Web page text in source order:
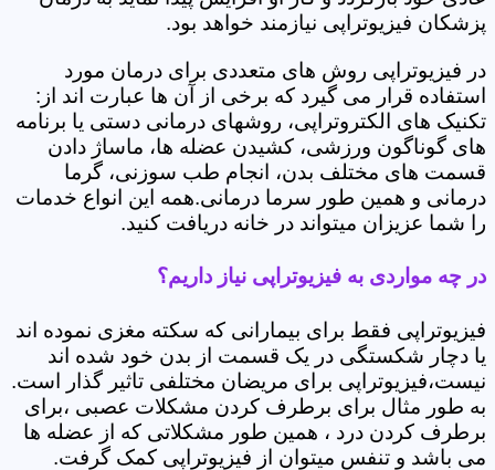
پزشکان فیزیوتراپی نیازمند خواهد بود.
در فیزیوتراپی روش های متعددی برای درمان مورد
استفاده قرار می گیرد که برخی از آن ها عبارت اند از:
تکنیک های الکتروتراپی، روشهای درمانی دستی یا برنامه
های گوناگون ورزشی، کشیدن عضله ها، ماساژ دادن
قسمت های مختلف بدن، انجام طب سوزنی، گرما
درمانی و همین طور سرما درمانی.همه این انواع خدمات
را شما عزیزان میتواند در خانه دریافت کنید.
در چه مواردی به فیزیوتراپی نیاز داریم؟
فیزیوتراپی فقط برای بیمارانی که سکته مغزی نموده اند
یا دچار شکستگی در یک قسمت از بدن خود شده اند
نیست،فیزیوتراپی برای مریضان مختلفی تاثیر گذار است.
به طور مثال برای برطرف کردن مشکلات عصبی ،برای
برطرف کردن درد ، همین طور مشکلاتی که از عضله ها
می باشد و تنفس میتوان از فیزیوتراپی کمک گرفت.